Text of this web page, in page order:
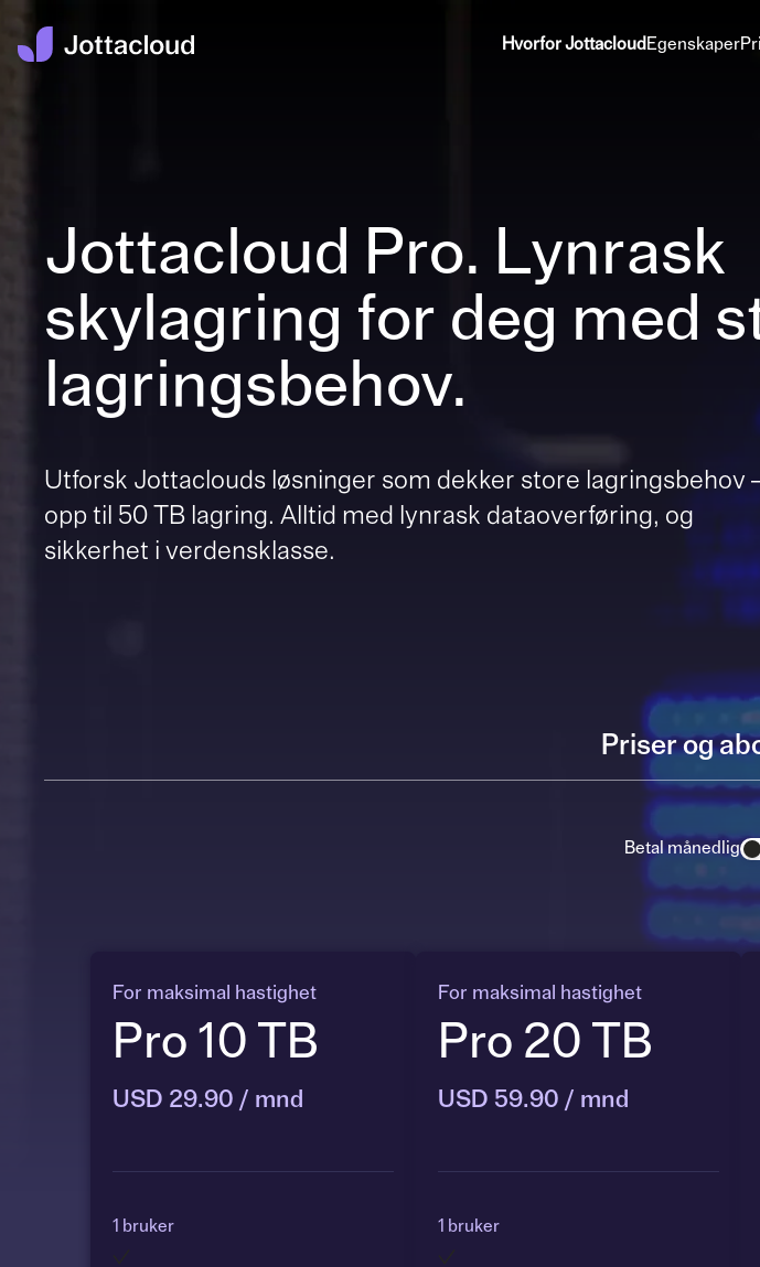
Hvorfor Jottacloud Egenskaper
Jottacloud Pro. Lynrask
skylagring for deg med
lagringsbehov.
Utforsk Jottaclouds løsninger som dekker store lagringsbehov
opp til 50 TB lagring. Alltid med lynrask dataoverføring, og
sikkerhet i verdensklasse.
Priser og
Betal månedlig
For maksimal hastighet
Pro 10 TB
USD 29.90 / mnd
1 bruker
For maksimal hastighet
Pro 20 TB
USD 59.90 / mnd
1 bruker